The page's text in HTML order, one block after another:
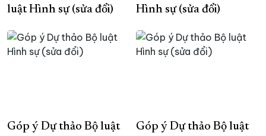
luật Hình sự (sửa đổi)
Hình sự (sửa đổi)
Góp ý Dự thảo Bộ luật
Góp ý Dự thảo Bộ luật